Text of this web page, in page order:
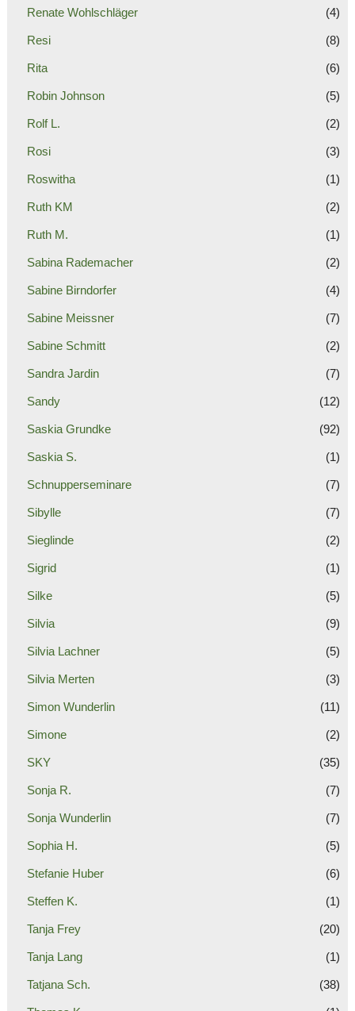
Renate Wohlschläger (4)
Resi (8)
Rita (6)
Robin Johnson (5)
Rolf L. (2)
Rosi (3)
Roswitha (1)
Ruth KM (2)
Ruth M. (1)
Sabina Rademacher (2)
Sabine Birndorfer (4)
Sabine Meissner (7)
Sabine Schmitt (2)
Sandra Jardin (7)
Sandy (12)
Saskia Grundke (92)
Saskia S. (1)
Schnupperseminare (7)
Sibylle (7)
Sieglinde (2)
Sigrid (1)
Silke (5)
Silvia (9)
Silvia Lachner (5)
Silvia Merten (3)
Simon Wunderlin (11)
Simone (2)
SKY (35)
Sonja R. (7)
Sonja Wunderlin (7)
Sophia H. (5)
Stefanie Huber (6)
Steffen K. (1)
Tanja Frey (20)
Tanja Lang (1)
Tatjana Sch. (38)